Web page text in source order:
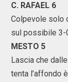
C. RAFAEL 6
Colpevole solo
sul possibile 3-
MESTO 5
Lascia che
tenta l’affondo